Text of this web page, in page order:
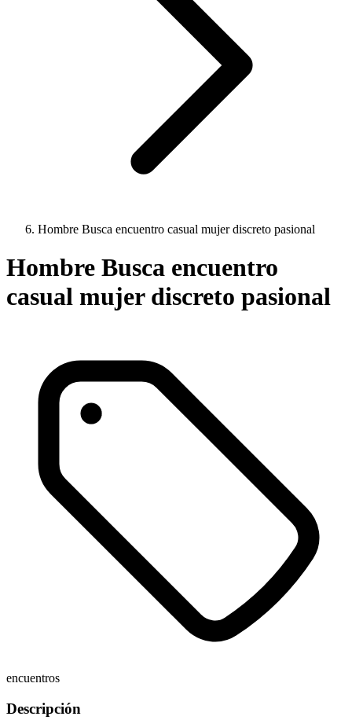
Hombre Busca encuentro casual mujer discreto pasional
Hombre Busca encuentro
casual mujer discreto pasional
encuentros
Descripción